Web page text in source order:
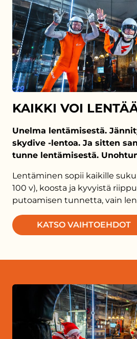
KAIKKI VOI
Unelma lentämisestä.
skydive -lentoa. Ja sitten
tunne lentämisestä.
Lentäminen sopii kaikille
100 v), koosta ja kyvyistä
putoamisen tunnetta, vain
KATSO VAIHTOEHDOT